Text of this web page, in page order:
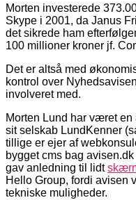
Morten investerede
Skype i 2001, da Janus
det sikrede ham
100 millioner kroner jf.
Det er altså med
kontrol over
involveret med.
Morten Lund har været
sit selskab LundKenner
tillige er ejer af
bygget cms bag
gav anledning til lidt
Hello Group, fordi avisen
tekniske muligheder.